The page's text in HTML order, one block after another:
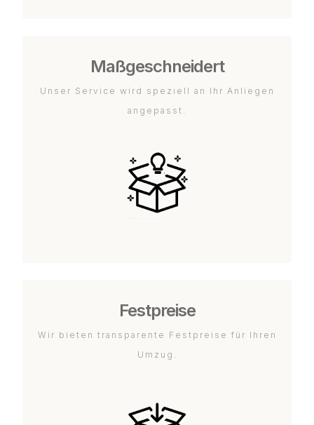
Maßgeschneidert
Unser Service wird speziell an Ihr Anliegen
angepasst.
Festpreise
Wir bieten transparente Festpreise für Ihren
Umzug.